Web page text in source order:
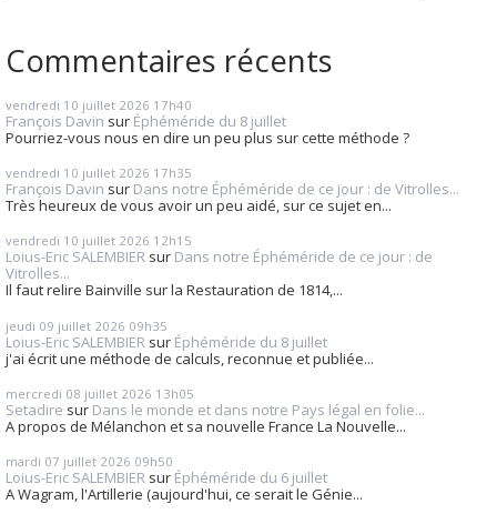
Commentaires récents
vendredi 10 juillet 2026 17h40
François Davin sur Éphéméride du 8 juillet
Pourriez-vous nous en dire un peu plus sur cette méthode ?
vendredi 10 juillet 2026 17h35
François Davin sur Dans notre Éphéméride de ce jour : de Vitrolles...
Très heureux de vous avoir un peu aidé, sur ce sujet en...
vendredi 10 juillet 2026 12h15
Loius-Eric SALEMBIER sur Dans notre Éphéméride de ce jour : de
Vitrolles...
Il faut relire Bainville sur la Restauration de 1814,...
jeudi 09 juillet 2026 09h35
Loius-Eric SALEMBIER sur Éphéméride du 8 juillet
j'ai écrit une méthode de calculs, reconnue et publiée...
mercredi 08 juillet 2026 13h05
Setadire sur Dans le monde et dans notre Pays légal en folie...
A propos de Mélanchon et sa nouvelle France La Nouvelle...
mardi 07 juillet 2026 09h50
Loius-Eric SALEMBIER sur Éphéméride du 6 juillet
A Wagram, l'Artillerie (aujourd'hui, ce serait le Génie...